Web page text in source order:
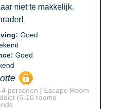
niet te makkelijk.
Goed
Goed
4 personen | Escape Room
(6-10 rooms